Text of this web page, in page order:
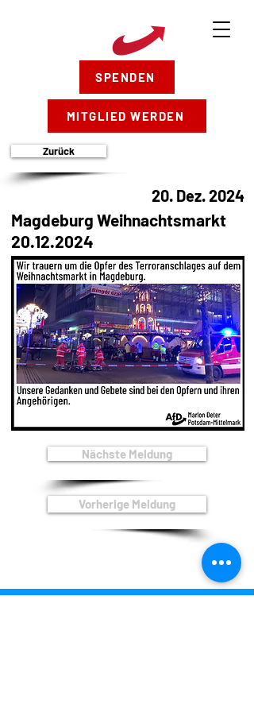
SPENDEN
MITGLIED WERDEN
Zurück
20. Dez. 2024
Magdeburg Weihnachtsmarkt
20.12.2024
Nächste Meldung
Vorherige Meldung